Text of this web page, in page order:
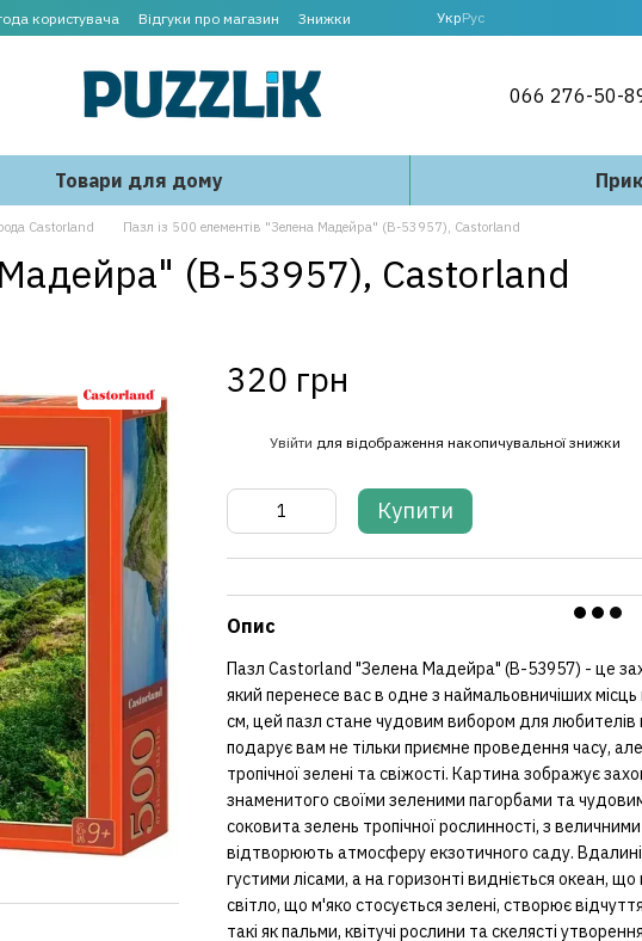
користувача Відгуки про магазин Знижки УкрРус
066 276-50-
Товари для дому
Castorland Пазл із 500 елементів "Зелена Мадейра" (B-53957), Castorland
(B-53957), Castorland
320 грн
Увійти для відображення накопичувальної знижки
Купити
Опис
Пазл Castorland "Зелена Мадейра" (B-53957) - це
який перенесе вас в одне з наймальовничіших
см, цей пазл стане чудовим вибором для любителів
подарує вам не тільки приємне проведення часу,
тропічної зелені та свіжості. Картина зображує
знаменитого своїми зеленими пагорбами та
соковита зелень тропічної рослинності, з
відтворюють атмосферу екзотичного саду. Вдалині
густими лісами, а на горизонті видніється океан,
світло, що м'яко стосується зелені, створює
такі як пальми, квітучі рослини та скелясті